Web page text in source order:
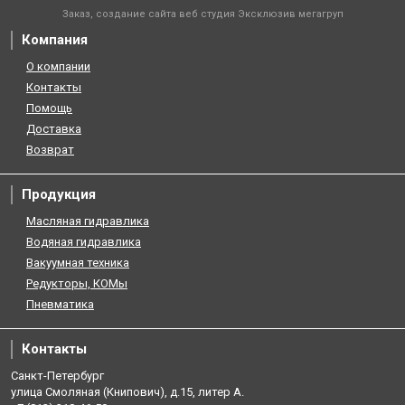
Заказ, создание сайта веб студия Эксклюзив мегагруп
Компания
О компании
Контакты
Помощь
Доставка
Возврат
Продукция
Масляная гидравлика
Водяная гидравлика
Вакуумная техника
Редукторы, КОМы
Пневматика
Контакты
Санкт-Петербург
улица Смоляная (Книпович), д.15, литер А.